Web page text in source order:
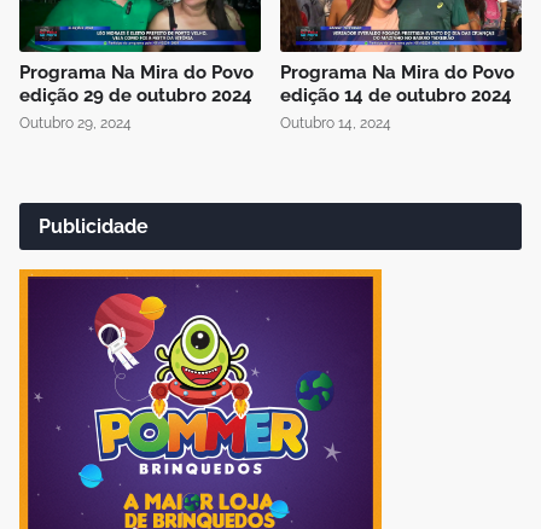
Programa Na Mira do Povo
edição 29 de outubro 2024
Outubro 29, 2024
Programa Na Mira do Povo
edição 14 de outubro 2024
Outubro 14, 2024
Publicidade